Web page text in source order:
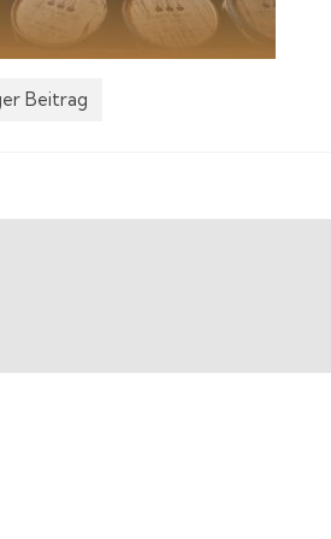
Beitrag